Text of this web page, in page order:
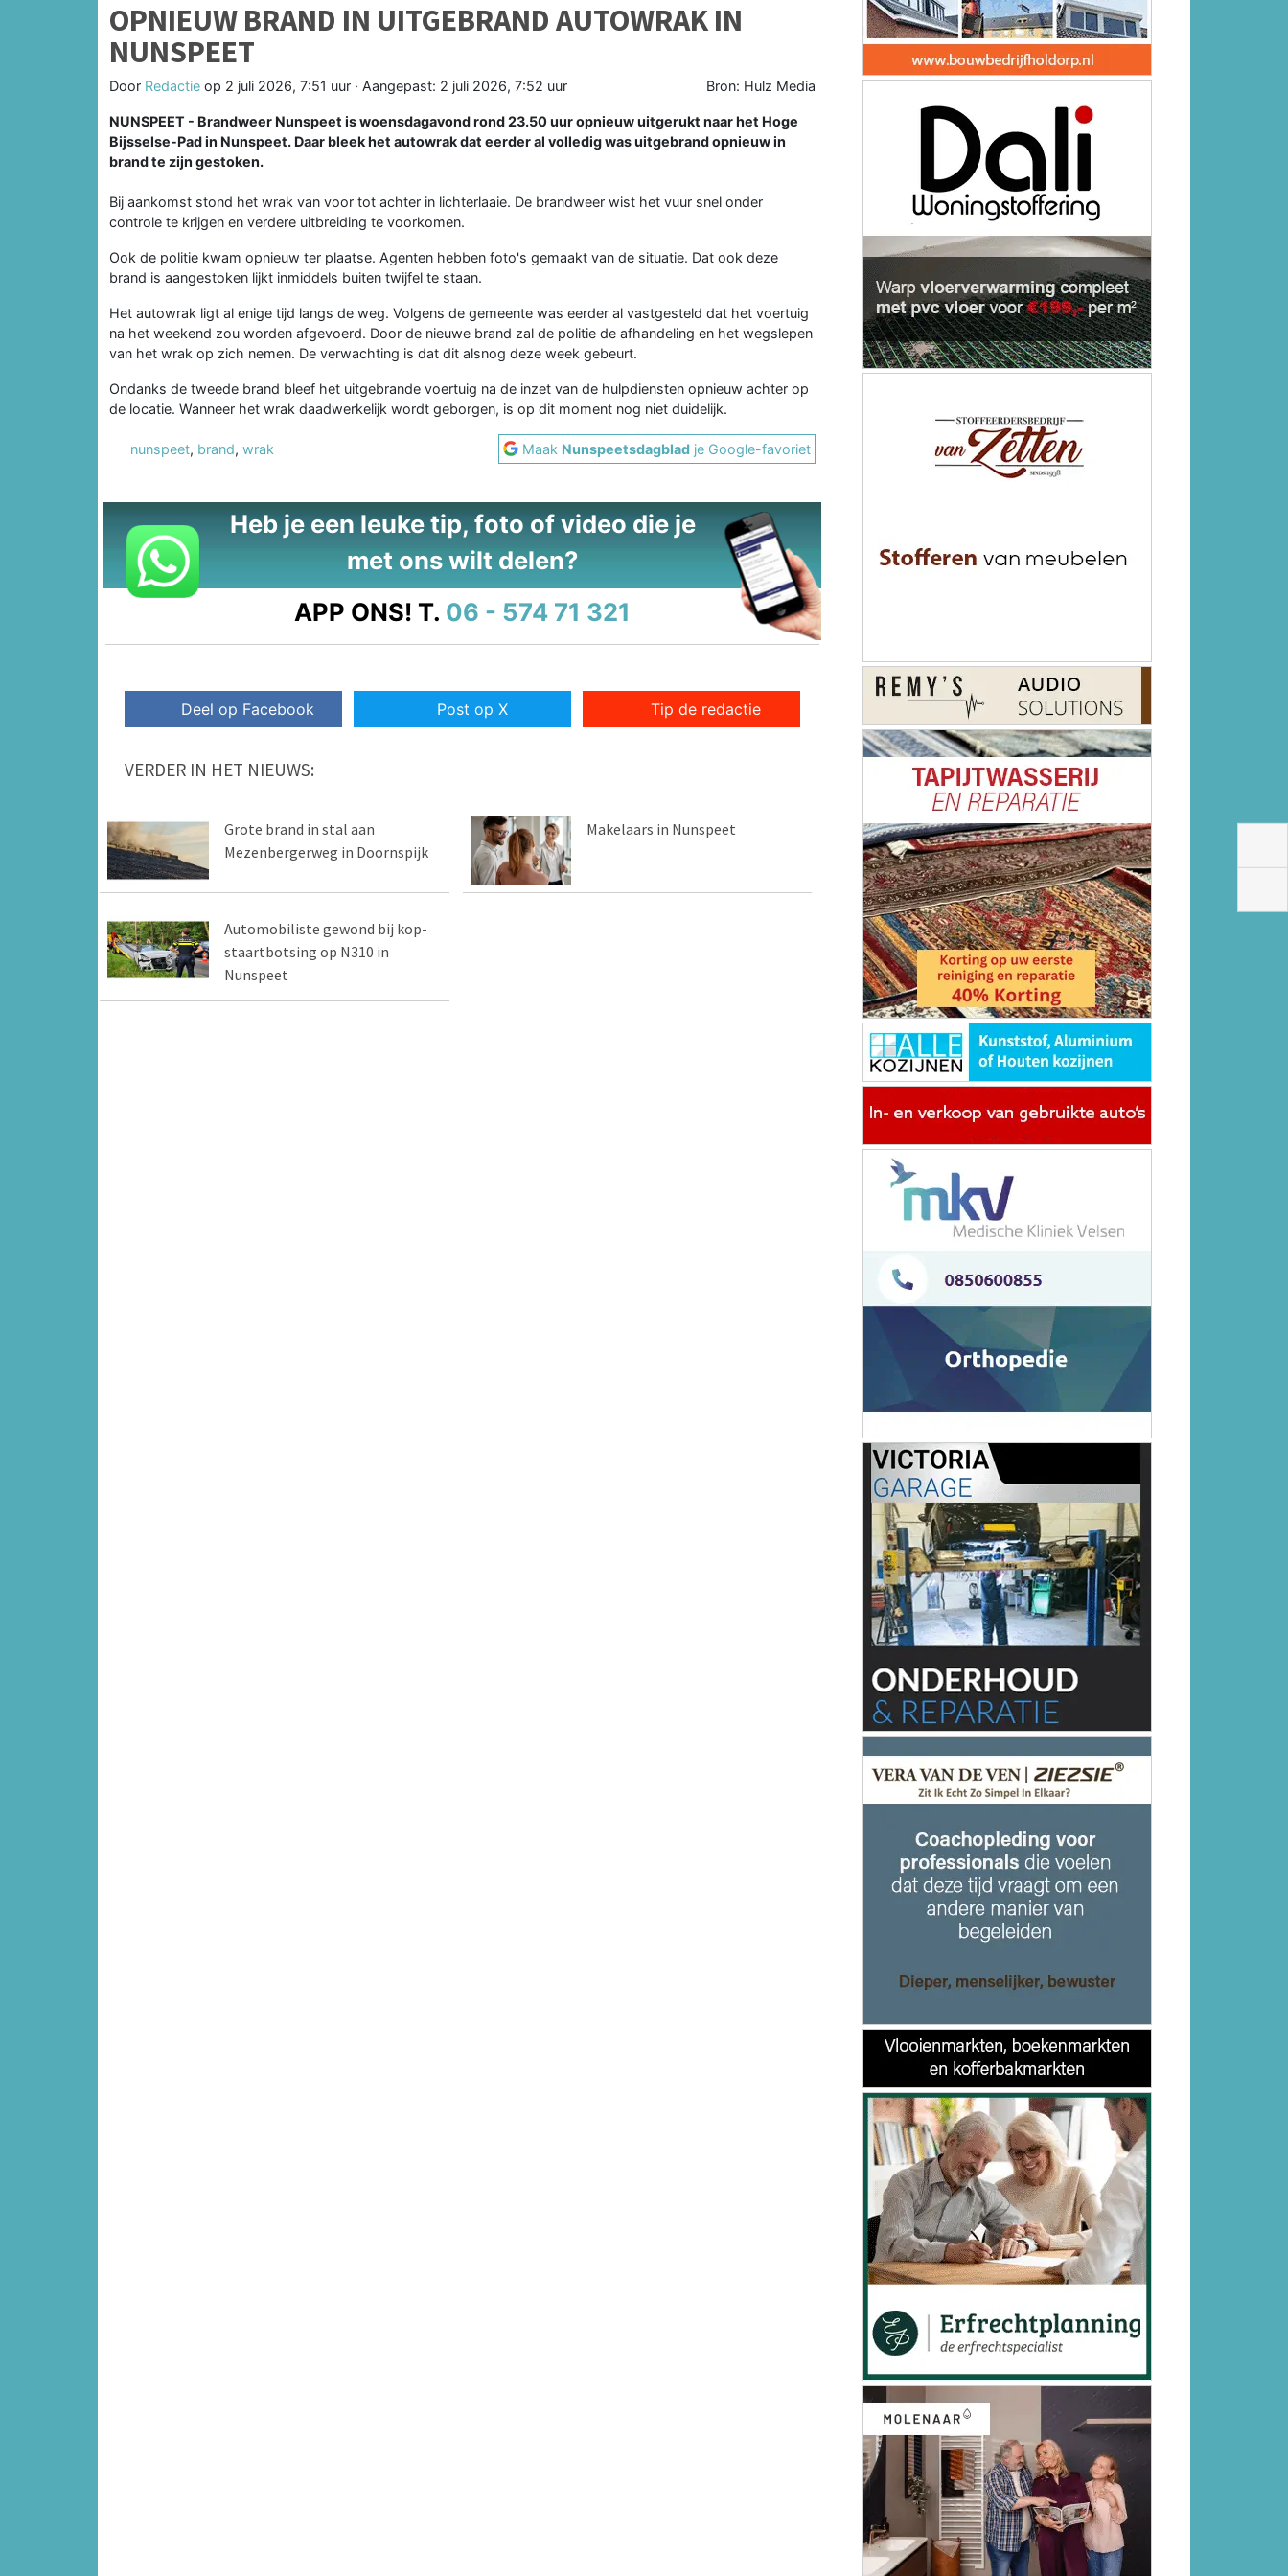
OPNIEUW BRAND IN UITGEBRAND AUTOWRAK IN
NUNSPEET
Door Redactie op 2 juli 2026, 7:51 uur · Aangepast: 2 juli 2026, 7:52 uur Bron: Hulz Media
NUNSPEET - Brandweer Nunspeet is woensdagavond rond 23.50 uur opnieuw uitgerukt naar het Hoge
Bijsselse-Pad in Nunspeet. Daar bleek het autowrak dat eerder al volledig was uitgebrand opnieuw in
brand te zijn gestoken.
Bij aankomst stond het wrak van voor tot achter in lichterlaaie. De brandweer wist het vuur snel onder
controle te krijgen en verdere uitbreiding te voorkomen.
Ook de politie kwam opnieuw ter plaatse. Agenten hebben foto's gemaakt van de situatie. Dat ook deze
brand is aangestoken lijkt inmiddels buiten twijfel te staan.
Het autowrak ligt al enige tijd langs de weg. Volgens de gemeente was eerder al vastgesteld dat het voertuig
na het weekend zou worden afgevoerd. Door de nieuwe brand zal de politie de afhandeling en het wegslepen
van het wrak op zich nemen. De verwachting is dat dit alsnog deze week gebeurt.
Ondanks de tweede brand bleef het uitgebrande voertuig na de inzet van de hulpdiensten opnieuw achter op
de locatie. Wanneer het wrak daadwerkelijk wordt geborgen, is op dit moment nog niet duidelijk.
nunspeet, brand, wrak Maak Nunspeetsdagblad je Google-favoriet
Heb je een leuke tip, foto of video die je
met ons wilt delen?
APP ONS! T. 06 - 574 71 321
Deel op Facebook Post op X Tip de redactie
VERDER IN HET NIEUWS:
Grote brand in stal aan
Mezenbergerweg in Doornspijk
Makelaars in Nunspeet
Automobiliste gewond bij kop-
staartbotsing op N310 in
Nunspeet